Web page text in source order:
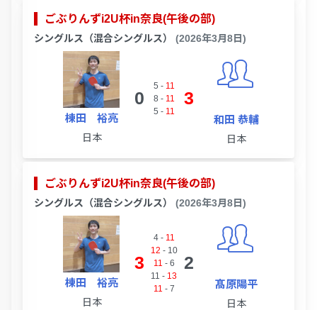
ごぶりんずi2U杯in奈良(午後の部)
シングルス（混合シングルス） (2026年3月8日)
棟田 裕亮
日本
0
5 - 11
8 - 11
5 - 11
3
和田 恭輔
日本
ごぶりんずi2U杯in奈良(午後の部)
シングルス（混合シングルス） (2026年3月8日)
棟田 裕亮
日本
3
4- 11
12 - 10
11 - 6
11 - 13
11 - 7
2
髙原陽平
日本